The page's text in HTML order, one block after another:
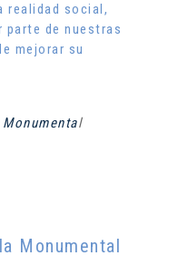
realidad social,
parte de nuestras
mejorar su
l
Monumental